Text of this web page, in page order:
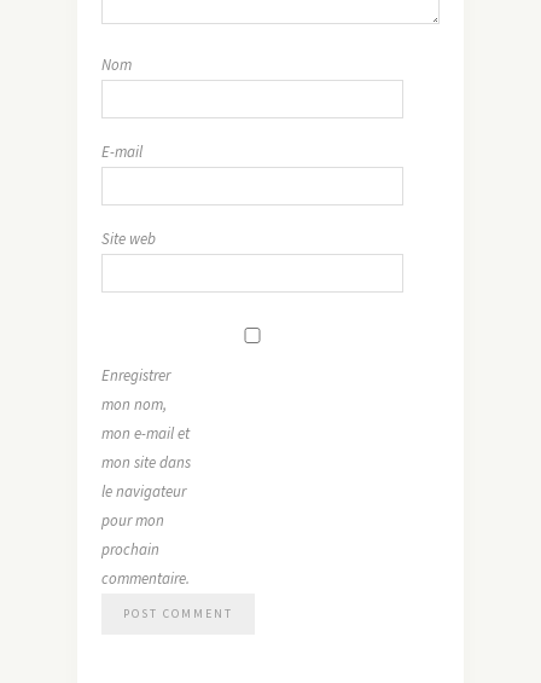
Nom
E-mail
Site web
Enregistrer
mon nom,
mon e-mail et
mon site dans
le navigateur
pour mon
prochain
commentaire.